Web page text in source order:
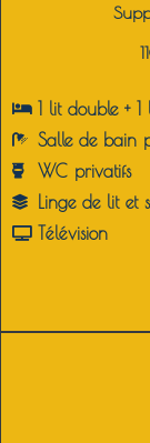
1 lit double + 1
Salle de bain
WC privatifs
Linge de lit et
Télévision